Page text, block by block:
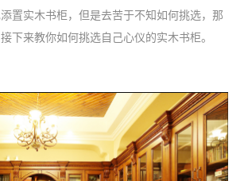
置实木书柜，但是去苦于不知如何挑选，那
下来教你如何挑选自己心仪的实木书柜。